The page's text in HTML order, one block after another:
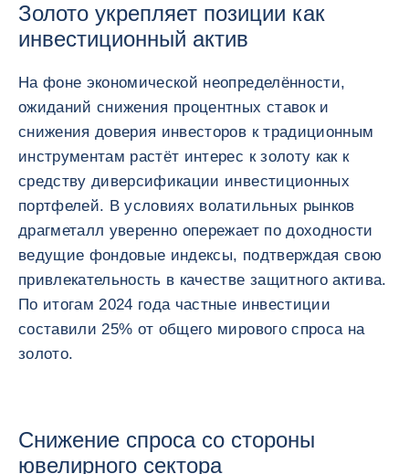
Золото укрепляет позиции как
инвестиционный актив
На фоне экономической неопределённости,
ожиданий снижения процентных ставок и
снижения доверия инвесторов к традиционным
инструментам растёт интерес к золоту как к
средству диверсификации инвестиционных
портфелей. В условиях волатильных рынков
драгметалл уверенно опережает по доходности
ведущие фондовые индексы, подтверждая свою
привлекательность в качестве защитного актива.
По итогам 2024 года частные инвестиции
составили 25% от общего мирового спроса на
золото.
Снижение спроса со стороны
ювелирного сектора